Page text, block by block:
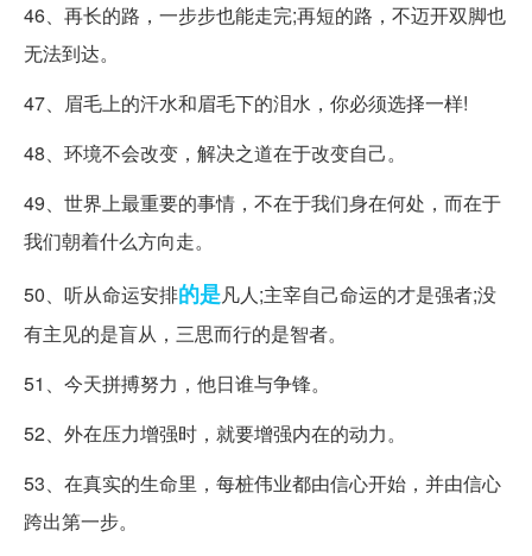
46、再长的路，一步步也能走完;再短的路，不迈开双脚也
无法到达。
47、眉毛上的汗水和眉毛下的泪水，你必须选择一样!
48、环境不会改变，解决之道在于改变自己。
49、世界上最重要的事情，不在于我们身在何处，而在于
我们朝着什么方向走。
50、听从命运安排的是凡人;主宰自己命运的才是强者;没
有主见的是盲从，三思而行的是智者。
51、今天拼搏努力，他日谁与争锋。
52、外在压力增强时，就要增强内在的动力。
53、在真实的生命里，每桩伟业都由信心开始，并由信心
跨出第一步。